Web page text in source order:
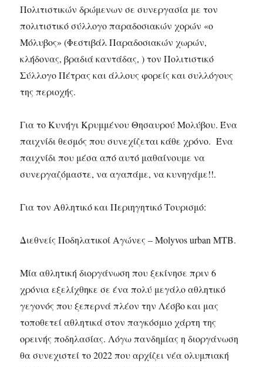
Πολιτιστικών δρώμενων σε συνεργασία με τον
πολιτιστικό σύλλογο παραδοσιακών χορών «ο
Μόλυβος» (Φεστιβάλ Παραδοσιακών χωρών,
κλήδονας, βραδιά καντάδας, ) τον Πολιτιστικό
Σύλλογο Πέτρας και άλλους φορείς και συλλόγους
της περιοχής.
Για το Κυνήγι Κρυμμένου Θησαυρού Μολύβου. Ένα
παιχνίδι θεσμός που συνεχίζεται κάθε χρόνο. Ένα
παιχνίδι που μέσα από αυτό μαθαίνουμε να
συνεργαζόμαστε, να αγαπάμε, να κυνηγάμε!!.
Για τον Αθλητικό και Περιηγητικό Τουρισμό:
Διεθνείς Ποδηλατικοί Αγώνες – Μolyvos urban MTB.
Μία αθλητική διοργάνωση που ξεκίνησε πριν 6
χρόνια εξελίχθηκε σε ένα πολύ μεγάλο αθλητικό
γεγονός που ξεπερνά πλέον την Λέσβο και μας
τοποθετεί αθλητικά στον παγκόσμιο χάρτη της
ορεινής ποδηλασίας. Λόγω πανδημίας η διοργάνωση
θα συνεχιστεί το 2022 που αρχίζει νέα ολυμπιακή